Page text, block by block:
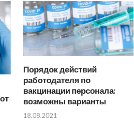
Порядок действий
работодателя по
вакцинации персонала:
возможны варианты
18.08.2021